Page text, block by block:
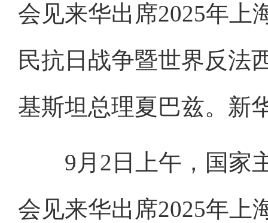
会见来华出席2025年上
民抗日战争暨世界反法
基斯坦总理夏巴兹。新
9月2日上午，国家主
会见来华出席2025年上